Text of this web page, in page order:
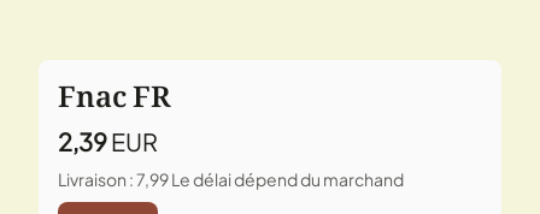
Fnac FR
2,39EUR
Livraison : 7,99Le délai dépend du marchand